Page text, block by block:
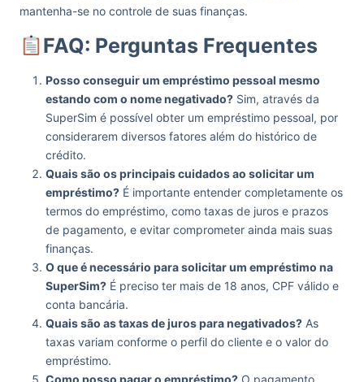
mantenha-se no controle de suas finanças.
FAQ: Perguntas Frequentes
Posso conseguir um empréstimo pessoal mesmo
estando com o nome negativado? Sim, através da
SuperSim é possível obter um empréstimo pessoal, por
considerarem diversos fatores além do histórico de
crédito.
Quais são os principais cuidados ao solicitar um
empréstimo? É importante entender completamente os
termos do empréstimo, como taxas de juros e prazos
de pagamento, e evitar comprometer ainda mais suas
finanças.
O que é necessário para solicitar um empréstimo na
SuperSim? É preciso ter mais de 18 anos, CPF válido e
conta bancária.
Quais são as taxas de juros para negativados? As
taxas variam conforme o perfil do cliente e o valor do
empréstimo.
Como posso pagar o empréstimo? O pagamento